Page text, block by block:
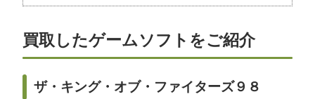
買取したゲームソフトをご紹介
ザ・キング・オブ・ファイターズ９８